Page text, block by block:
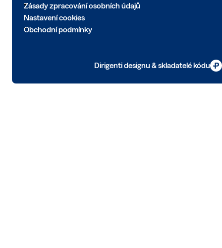
Zásady zpracování osobních údajů
Nastavení cookies
Obchodní podmínky
Dirigenti designu & skladatelé kódu